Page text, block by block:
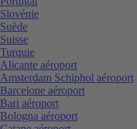
Slovénie
Suède
Suisse
Turquie
Alicante aéroport
Amsterdam Schiphol aéroport
Barcelone aéroport
Bari aéroport
Bologna aéroport